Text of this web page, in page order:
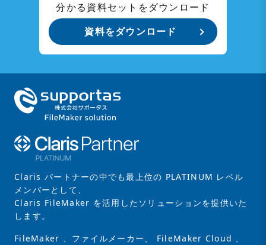
分かる資料セットをダウンロード
資料をダウンロード
Claris パートナーの中でも最上位の PLATINUM レベル
メンバーとして、
Claris FileMaker を活用したソリューションを提供いた
します。
FileMaker 、ファイルメーカー、 FileMaker Cloud 、